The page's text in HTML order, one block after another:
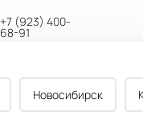
Новосибирск
+7 (923) 400-
68-91
Корзина